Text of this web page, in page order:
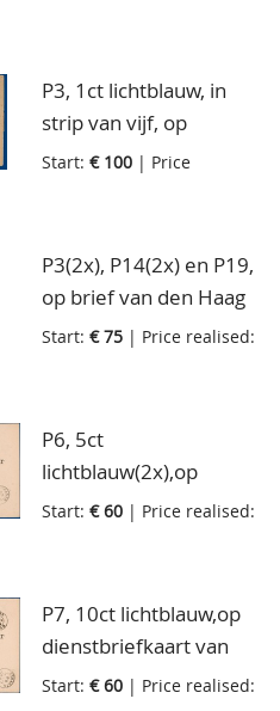
Heeze volgens
postvrijdom hoefde
alleen voor waarde
aangifte te worden
10x0.25=f2.50, uiterst
zeldzaam poststuk!! 25-
2-1921
P3, 1ct lichtblauw, in
strip van vijf, op
Dienstbrief van Zwolle
Start: € 100 | Price
P3(2x), P14(2x) en P19,
op brief van den Haag
naar Zorgvliet, aldaar
retour en weer beport,
1-7-1895
Start: € 75 | Price realised:
P6, 5ct
lichtblauw(2x),op
dienstbriefkaart van
zeldzaam, 24-6-89
Start: € 60 | Price realised:
P7, 10ct lichtblauw,op
dienstbriefkaart van
Petten naar
Start: € 60 | Price realised: